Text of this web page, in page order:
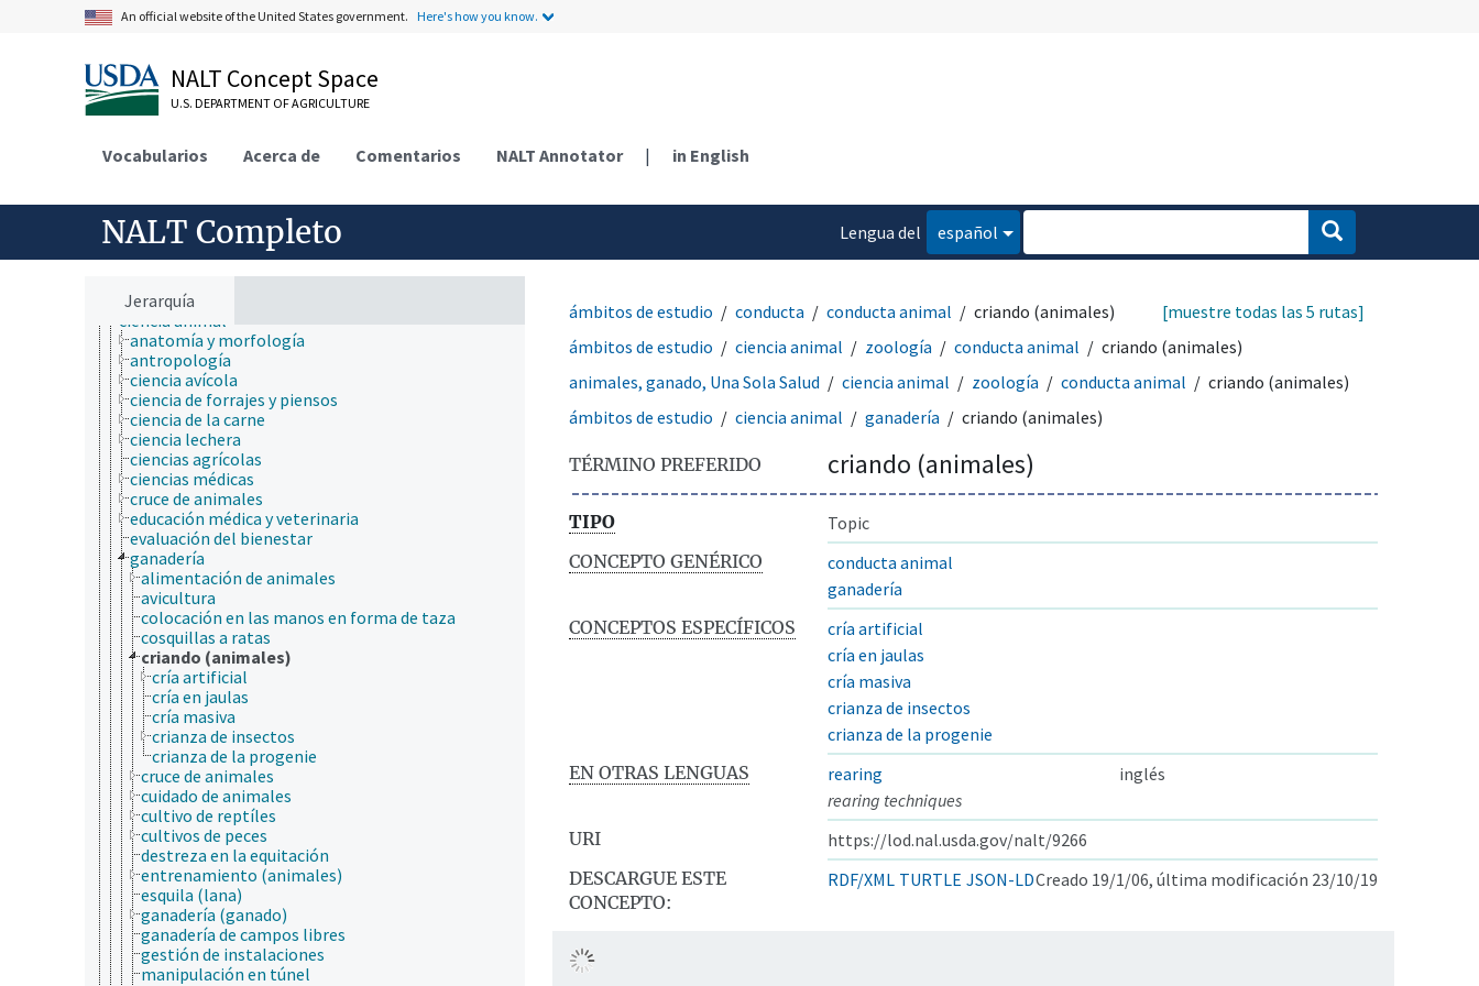
An official website of the United States government. Here's how you know.
NALT Concept Space
U.S. DEPARTMENT OF AGRICULTURE
Vocabularios Acerca de Comentarios NALT Annotator | in English
NALT Completo
Lengua del
español
Jerarquía
aerobiología
agronomía
ambiente
apicultura
bioinformática
biología de los insectos
biología evolutiva
biología molecular
bioquímica
botánica
ciencia ambiental
ciencia animal
anatomía y morfología
antropología
ciencia avícola
ciencia de forrajes y piensos
ciencia de la carne
ciencia lechera
ciencias agrícolas
ciencias médicas
cruce de animales
educación médica y veterinaria
evaluación del bienestar
ganadería
alimentación de animales
avicultura
colocación en las manos en forma de taza
cosquillas a ratas
criando (animales)
cría artificial
cría en jaulas
cría masiva
crianza de insectos
crianza de la progenie
cruce de animales
cuidado de animales
cultivo de reptíles
cultivos de peces
destreza en la equitación
entrenamiento (animales)
esquila (lana)
ganadería (ganado)
ganadería de campos libres
gestión de instalaciones
manipulación en túnel
ámbitos de estudio conducta conducta animal criando (animales)
[muestre todas las 5 rutas]
ámbitos de estudio
ciencia animal zoología conducta animal
criando (animales)
animales, ganado, Una Sola Salud
ciencia animal zoología conducta animal
criando (animales)
ámbitos de estudio
ciencia animal ganadería criando (animales)
TÉRMINO PREFERIDO criando (animales)
TIPO
Topic
CONCEPTO GENÉRICO
conducta animal
ganadería
CONCEPTOS ESPECÍFICOS
cría artificial
cría en jaulas
cría masiva
crianza de insectos
crianza de la progenie
EN OTRAS LENGUAS
rearing
inglés
rearing techniques
URI
https://lod.nal.usda.gov/nalt/9266
DESCARGUE ESTE
CONCEPTO:
RDF/XML TURTLE JSON-LDCreado 19/1/06, última modificación 23/10/19